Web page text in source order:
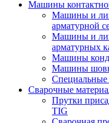
Машины
Машины и
арматурной
Машины и
арматурных
Машины
Машины
Специальные
Сварочные
Прутки
TIG